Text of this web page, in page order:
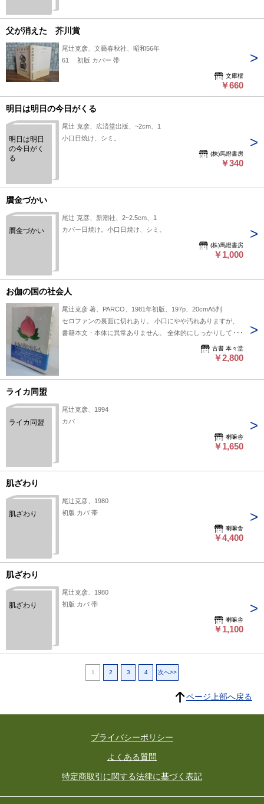
父が消えた 芥川賞
尾辻克彦、文藝春秋社、昭和56年
61 初版 カバー 帯
文庫櫂
￥660
明日は明日の今日がくる
明日は明日
の今日がく
る
尾辻 克彦、広済堂出版、~2cm、1
小口日焼け、シミ。
(株)馬燈書房
￥340
贋金づかい
贋金づかい
尾辻 克彦、新潮社、2~2.5cm、1
カバー日焼け。小口日焼け、シミ。
(株)馬燈書房
￥1,000
お伽の国の社会人
尾辻克彦 著、PARCO、1981年初版、197p、20cmA5判
セロファンの裏面に切れあり。 小口にやや汚れありますが、
書籍本文・本体に異常ありません。 全体的にしっかりしてお
り、通読に支障ない状態です。 発送方法：②ゆうメール 下記
の送料表、または価格表記の隣にある送料欄をご参照くださ
古書 本々堂
￥2,800
ライカ同盟
ライカ同盟
尾辻克彦、1994
カバ
喇嘛舎
￥1,650
肌ざわり
肌ざわり
尾辻克彦、1980
初版 カバ 帯
喇嘛舎
￥4,400
肌ざわり
肌ざわり
尾辻克彦、1980
初版 カバ 帯
喇嘛舎
￥1,100
1 2 3 4 次へ>>
ページ上部へ戻る
プライバシーポリシー
よくある質問
特定商取引に関する法律に基づく表記